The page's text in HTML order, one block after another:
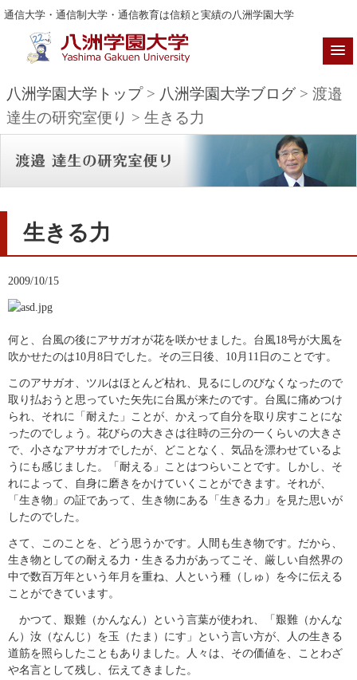
通信大学・通信制大学・通信教育は信頼と実績の八洲学園大学
八洲学園大学トップ> 八洲学園大学ブログ > 渡邉
達生の研究室便り > 生きる力
生きる力
2009/10/15
何と、台風の後にアサガオが花を咲かせました。台風18号が大風を
吹かせたのは10月8日でした。その三日後、10月11日のことです。
このアサガオ、ツルはほとんど枯れ、見るにしのびなくなったので
取り払おうと思っていた矢先に台風が来たのです。台風に痛めつけ
られ、それに「耐えた」ことが、かえって自分を取り戻すことにな
ったのでしょう。花びらの大きさは往時の三分の一くらいの大きさ
で、小さなアサガオでしたが、どことなく、気品を漂わせているよ
うにも感じました。「耐える」ことはつらいことです。しかし、そ
れによって、自身に磨きをかけていくことができます。それが、
「生き物」の証であって、生き物にある「生きる力」を見た思いが
したのでした。
さて、このことを、どう思うかです。人間も生き物です。だから、
生き物としての耐える力・生きる力があってこそ、厳しい自然界の
中で数百万年という年月を重ね、人という種（しゅ）を今に伝える
ことができています。
かつて、艱難（かんなん）という言葉が使われ、「艱難（かんな
ん）汝（なんじ）を玉（たま）にす」という言い方が、人の生きる
道筋を照らしたこともありました。人々は、その価値を、ことわざ
や名言として残し、伝えてきました。